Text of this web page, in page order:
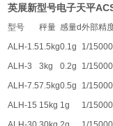
英展新型号电子天平
型号 秤量 感量d外部精
ALH-1.51.5kg0.1g
1/15000
ALH-3
3kg 0.2g
1/15000
ALH-7.57.5kg0.5g
1/15000
ALH-15 15kg 1g
1/15000